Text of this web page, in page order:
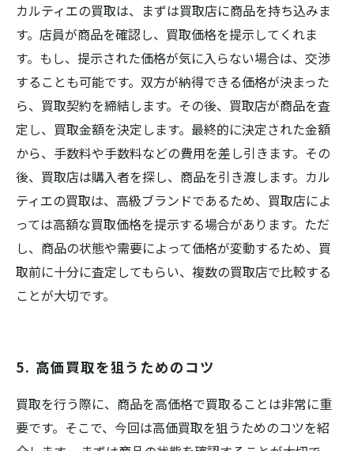
カルティエの買取は、まずは買取店に商品を持ち込みま
す。店員が商品を確認し、買取価格を提示してくれま
す。もし、提示された価格が気に入らない場合は、交渉
することも可能です。双方が納得できる価格が決まった
ら、買取契約を締結します。その後、買取店が商品を査
定し、買取金額を決定します。最終的に決定された金額
から、手数料や手数料などの費用を差し引きます。その
後、買取店は購入者を探し、商品を引き渡します。カル
ティエの買取は、高級ブランドであるため、買取店によ
っては高額な買取価格を提示する場合があります。ただ
し、商品の状態や需要によって価格が変動するため、買
取前に十分に査定してもらい、複数の買取店で比較する
ことが大切です。
5. 高価買取を狙うためのコツ
買取を行う際に、商品を高価格で買取ることは非常に重
要です。そこで、今回は高価買取を狙うためのコツを紹